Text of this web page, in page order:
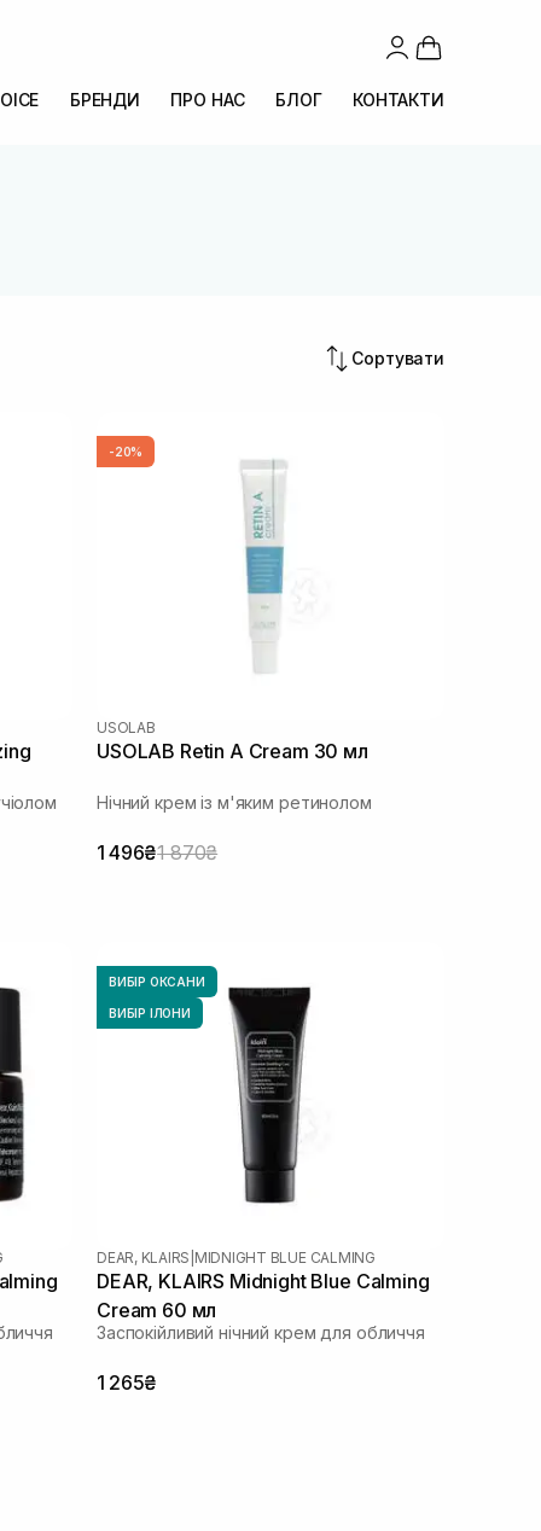
БРЕНДИ ПРО НАС БЛОГ КОНТАКТИ
Сортувати
-20%
USOLAB
USOLAB Retin A Cream 30 мл
Нічний крем із м'яким ретинолом
1 496₴1 870₴
ВИБІР ОКСАНИ
ВИБІР ІЛОНИ
DEAR, KLAIRS MIDNIGHT BLUE CALMING
DEAR, KLAIRS Midnight Blue Calming
Cream 60 мл
Заспокійливий нічний крем для обличчя
1 265₴